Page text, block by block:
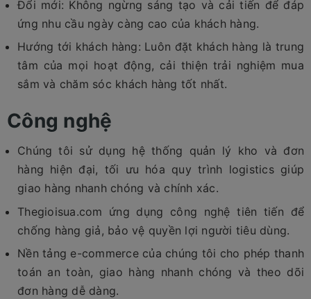
Đổi mới: Không ngừng sáng tạo và cải tiến để đáp
ứng nhu cầu ngày càng cao của khách hàng.
Hướng tới khách hàng: Luôn đặt khách hàng là trung
tâm của mọi hoạt động, cải thiện trải nghiệm mua
sắm và chăm sóc khách hàng tốt nhất.
Công nghệ
Chúng tôi sử dụng hệ thống quản lý kho và đơn
hàng hiện đại, tối ưu hóa quy trình logistics giúp
giao hàng nhanh chóng và chính xác.
Thegioisua.com ứng dụng công nghệ tiên tiến để
chống hàng giả, bảo vệ quyền lợi người tiêu dùng.
Nền tảng e-commerce của chúng tôi cho phép thanh
toán an toàn, giao hàng nhanh chóng và theo dõi
đơn hàng dễ dàng.